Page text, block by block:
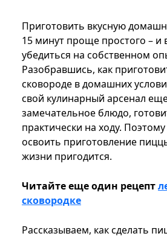
Приготовить вкусную
15 минут проще простого – и
убедиться на собственном
Разобравшись, как
сковороде в домашних
свой кулинарный арсенал
замечательное блюдо,
практически на ходу.
освоить приготовление
жизни пригодится.
Читайте еще один рецепт
сковородке
Рассказываем, как сделать